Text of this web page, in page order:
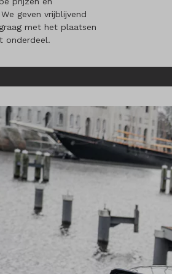
geven vrijblijvend
met het plaatsen
onderdeel.